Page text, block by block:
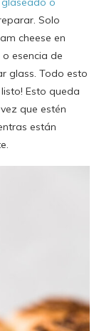
Solo
cheese en
esencia de
glass. Todo esto
Esto queda
que estén
están